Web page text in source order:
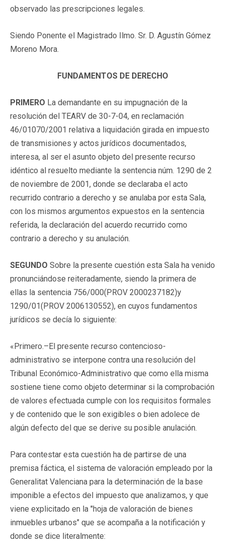
observado las prescripciones legales.
Siendo Ponente el Magistrado Ilmo. Sr. D. Agustín Gómez
Moreno Mora.
FUNDAMENTOS DE DERECHO
PRIMERO La demandante en su impugnación de la
resolución del TEARV de 30-7-04, en reclamación
46/01070/2001 relativa a liquidación girada en impuesto
de transmisiones y actos jurídicos documentados,
interesa, al ser el asunto objeto del presente recurso
idéntico al resuelto mediante la sentencia núm. 1290 de 2
de noviembre de 2001, donde se declaraba el acto
recurrido contrario a derecho y se anulaba por esta Sala,
con los mismos argumentos expuestos en la sentencia
referida, la declaración del acuerdo recurrido como
contrario a derecho y su anulación.
SEGUNDO Sobre la presente cuestión esta Sala ha venido
pronunciándose reiteradamente, siendo la primera de
ellas la sentencia 756/000(PROV 2000237182)y
1290/01(PROV 2006130552), en cuyos fundamentos
jurídicos se decía lo siguiente:
«Primero.–El presente recurso contencioso-
administrativo se interpone contra una resolución del
Tribunal Económico-Administrativo que como ella misma
sostiene tiene como objeto determinar si la comprobación
de valores efectuada cumple con los requisitos formales
y de contenido que le son exigibles o bien adolece de
algún defecto del que se derive su posible anulación.
Para contestar esta cuestión ha de partirse de una
premisa fáctica, el sistema de valoración empleado por la
Generalitat Valenciana para la determinación de la base
imponible a efectos del impuesto que analizamos, y que
viene explicitado en la "hoja de valoración de bienes
inmuebles urbanos" que se acompaña a la notificación y
donde se dice literalmente: